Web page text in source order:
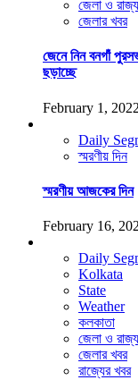
জেলা ও রাজ্য
জেলার খবর
জেনে নিন বনগাঁ
ছড়াচ্ছে
February 1, 2022
Daily
স্মরণীয় দিন
স্মরণীয় আজকের দিন
February 16,
Daily
Kolkata
State
Weather
কলকাতা
জেলা ও রাজ্য
জেলার খবর
রাজ্যের খবর